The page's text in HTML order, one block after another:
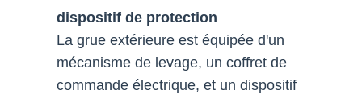
dispositif de protection
La grue extérieure est équipée d'un
mécanisme de levage, un coffret de
commande électrique, et un dispositif